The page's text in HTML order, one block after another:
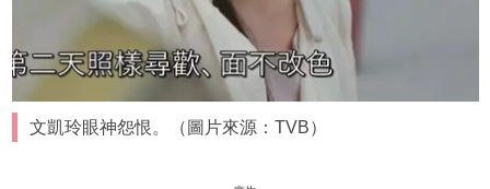
文凱玲眼神怨恨。（圖片來源：TVB）